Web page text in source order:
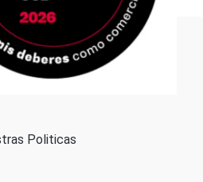
de pago
Politicas